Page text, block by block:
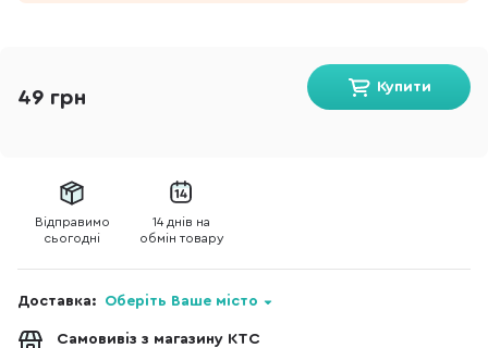
49 грн Купити
Відправимо
сьогодні
14 днів на
обмін товару
Доставка: Оберіть Ваше місто
Самовивіз з магазину КТС